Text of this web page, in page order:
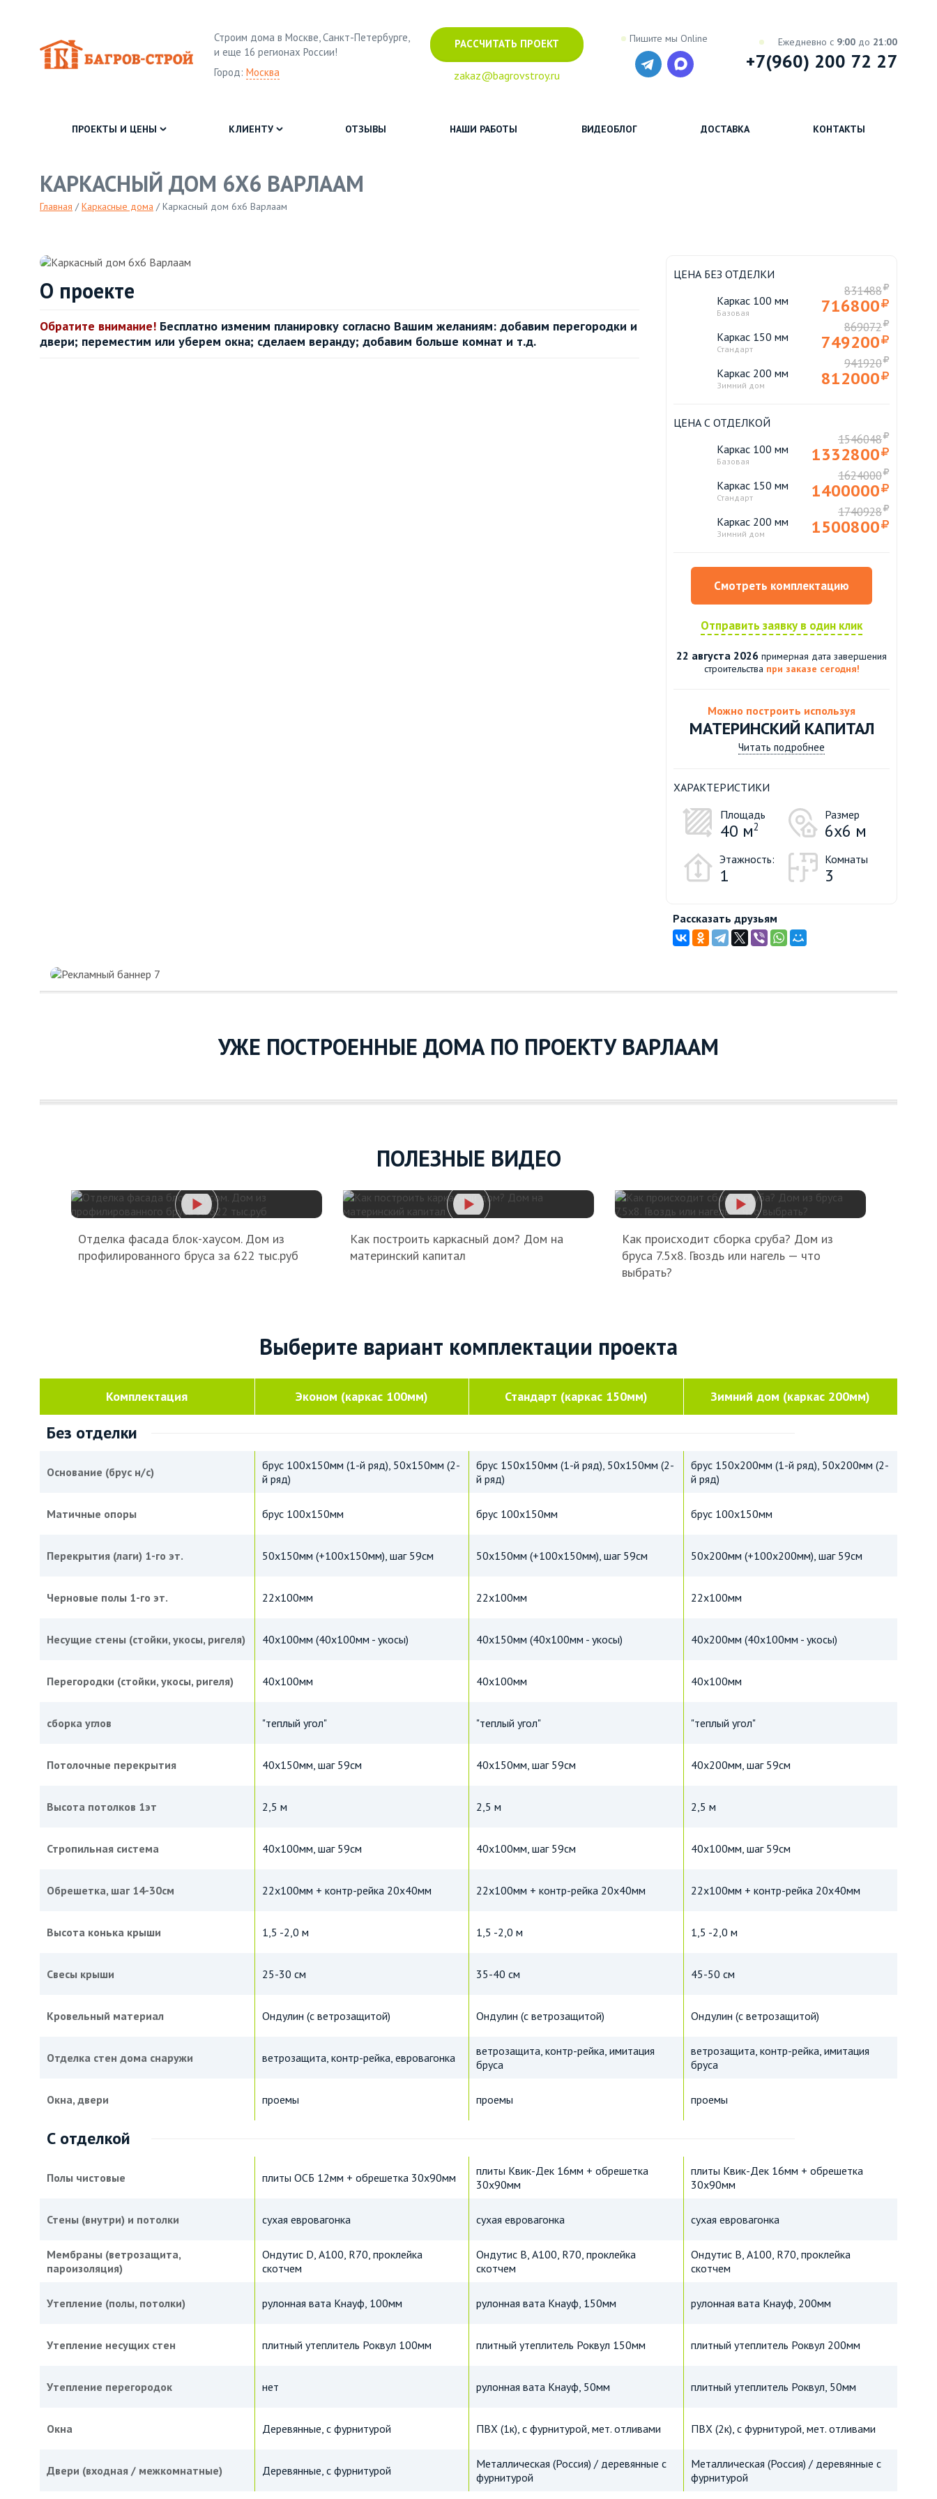
Строим дома в Москве, Санкт-Петербурге,
и еще 16 регионах России!
Город: Москва
РАССЧИТАТЬ ПРОЕКТ
zakaz@bagrovstroy.ru
Пишите мы Online Ежедневно с 9:00 до 21:00
+7(960) 200 72 27
ПРОЕКТЫ И ЦЕНЫ КЛИЕНТУ ОТЗЫВЫ НАШИ РАБОТЫ ВИДЕОБЛОГ ДОСТАВКА КОНТАКТЫ
КАРКАСНЫЙ ДОМ 6Х6 ВАРЛААМ
Главная /Каркасные дома /Каркасный дом 6х6 Варлаам
О проекте
Обратите внимание! Бесплатно изменим планировку согласно Вашим желаниям: добавим перегородки и
двери; переместим или уберем окна; сделаем веранду; добавим больше комнат и т.д.
ЦЕНА БЕЗ ОТДЕЛКИ
Каркас 100 мм
Базовая
831488
716800
Каркас 150 мм
Стандарт
869072
749200
Каркас 200 мм
Зимний дом
941920
812000
ЦЕНА С ОТДЕЛКОЙ
Каркас 100 мм
Базовая
1546048
1332800
Каркас 150 мм
Стандарт
1624000
1400000
Каркас 200 мм
Зимний дом
1740928
1500800
Смотреть комплектацию
Отправить заявку в один клик
22 августа 2026 примерная дата завершения
строительства при заказе сегодня!
Можно построить используя
МАТЕРИНСКИЙ КАПИТАЛ
Читать подробнее
ХАРАКТЕРИСТИКИ
Площадь
40 м2
Размер
6х6 м
Этажность:
1
Комнаты
3
Рассказать друзьям
УЖЕ ПОСТРОЕННЫЕ ДОМА ПО ПРОЕКТУ ВАРЛААМ
ПОЛЕЗНЫЕ ВИДЕО
Отделка фасада блок-хаусом. Дом из
профилированного бруса за 622 тыс.руб
Как построить каркасный дом? Дом на
материнский капитал
Как происходит сборка сруба? Дом из
бруса 7.5х8. Гвоздь или нагель — что
выбрать?
Выберите вариант комплектации проекта
Комплектация
Без отделки
Основание (брус н/с)
Матичные опоры
Перекрытия (лаги) 1-го эт.
Черновые полы 1-го эт.
Несущие стены (стойки, укосы, ригеля)
Перегородки (стойки, укосы, ригеля)
сборка углов
Потолочные перекрытия
Высота потолков 1эт
Стропильная система
Обрешетка, шаг 14-30см
Высота конька крыши
Свесы крыши
Кровельный материал
Отделка стен дома снаружи
Окна, двери
С отделкой
Полы чистовые
Стены (внутри) и потолки
Мембраны (ветрозащита,
пароизоляция)
Утепление (полы, потолки)
Утепление несущих стен
Утепление перегородок
Окна
Двери (входная / межкомнатные)
Эконом (каркас 100мм)
брус 100х150мм (1-й ряд), 50х150мм (2-
й ряд)
брус 100х150мм
50х150мм (+100х150мм), шаг 59см
22х100мм
40х100мм (40х100мм - укосы)
40х100мм
"теплый угол"
40х150мм, шаг 59см
2,5 м
40х100мм, шаг 59см
22х100мм + контр-рейка 20х40мм
1,5 -2,0 м
25-30 см
Ондулин (с ветрозащитой)
ветрозащита, контр-рейка, евровагонка
проемы
плиты ОСБ 12мм + обрешетка 30х90мм
сухая евровагонка
Ондутис D, А100, R70, проклейка
скотчем
рулонная вата Кнауф, 100мм
плитный утеплитель Роквул 100мм
нет
Деревянные, с фурнитурой
Деревянные, с фурнитурой
Стандарт (каркас 150мм)
брус 150х150мм (1-й ряд), 50х150мм (2-
й ряд)
брус 100х150мм
50х150мм (+100х150мм), шаг 59см
22х100мм
40х150мм (40х100мм - укосы)
40х100мм
"теплый угол"
40х150мм, шаг 59см
2,5 м
40х100мм, шаг 59см
22х100мм + контр-рейка 20х40мм
1,5 -2,0 м
35-40 см
Ондулин (с ветрозащитой)
ветрозащита, контр-рейка, имитация
бруса
проемы
плиты Квик-Дек 16мм + обрешетка
30х90мм
сухая евровагонка
Ондутис В, А100, R70, проклейка
скотчем
рулонная вата Кнауф, 150мм
плитный утеплитель Роквул 150мм
рулонная вата Кнауф, 50мм
ПВХ (1к), с фурнитурой, мет. отливами
Металлическая (Россия) / деревянные с
фурнитурой
Зимний дом (каркас 200мм)
брус 150х200мм (1-й ряд), 50х200мм (2-
й ряд)
брус 100х150мм
50х200мм (+100х200мм), шаг 59см
22х100мм
40х200мм (40х100мм - укосы)
40х100мм
"теплый угол"
40х200мм, шаг 59см
2,5 м
40х100мм, шаг 59см
22х100мм + контр-рейка 20х40мм
1,5 -2,0 м
45-50 см
Ондулин (с ветрозащитой)
ветрозащита, контр-рейка, имитация
бруса
проемы
плиты Квик-Дек 16мм + обрешетка
30х90мм
сухая евровагонка
Ондутис В, А100, R70, проклейка
скотчем
рулонная вата Кнауф, 200мм
плитный утеплитель Роквул 200мм
плитный утеплитель Роквул, 50мм
ПВХ (2к), с фурнитурой, мет. отливами
Металлическая (Россия) / деревянные с
фурнитурой